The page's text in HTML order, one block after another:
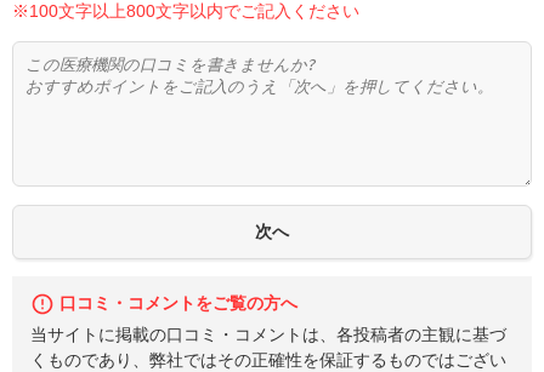
※100文字以上800文字以内でご記入ください
口コミ・コメントをご覧の方へ
当サイトに掲載の口コミ・コメントは、各投稿者の主観に基づ
くものであり、弊社ではその正確性を保証するものではござい